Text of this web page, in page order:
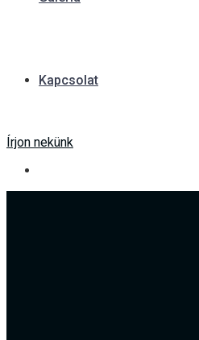
Kapcsolat
Írjon nekünk